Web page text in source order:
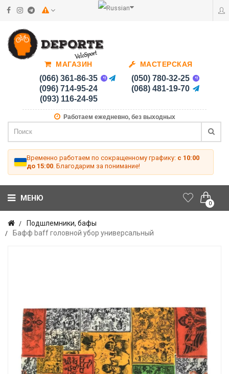
МАГАЗИН
(066) 361-86-35
(096) 714-95-24
(093) 116-24-95
МАСТЕРСКАЯ
(050) 780-32-25
(068) 481-19-70
Работаем ежедневно, без выходных
Временно работаем по сокращенному графику: с 10:00
до 15:00 . Благодарим за понимание!
0
МЕНЮ
Подшлемники, бафы
Бафф baff головной убор универсальный